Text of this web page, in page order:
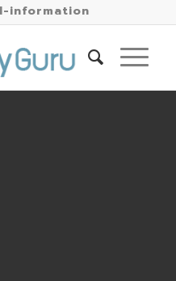
information